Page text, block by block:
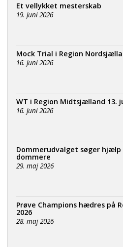
Et vellykket mesterskab
19. juni 2026
Mock Trial i Region
16. juni 2026
WT i Region Midtsjælland 13.
16. juni 2026
Dommerudvalget søger
dommere
29. maj 2026
Prøve Champions hædres på
2026
28. maj 2026